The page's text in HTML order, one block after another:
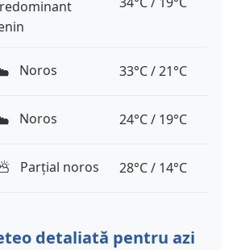
Noros 33°C / 21°C
Noros 24°C / 19°C
Parțial noros 28°C / 14°C
detaliată pentru azi